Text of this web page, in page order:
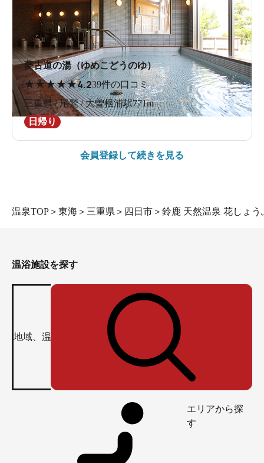
夢古道の湯（ゆめこどうのゆ）
★★★★★4.239件の口コミ
三重県 / 尾鷲 / 大曽根浦駅771m
日帰り
会員登録して続きを見る
温泉TOP ＞ 東海 ＞ 三重県 ＞ 四日市 ＞ 鈴鹿 天然温泉 花しょう
温浴施設を探す
エリアから探
す